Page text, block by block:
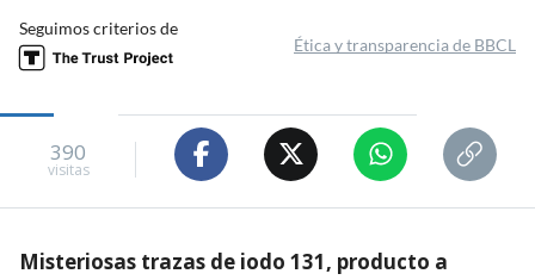
Seguimos criterios de
Ética y transparencia de BBCL
390
visitas
Misteriosas trazas de iodo 131, producto a